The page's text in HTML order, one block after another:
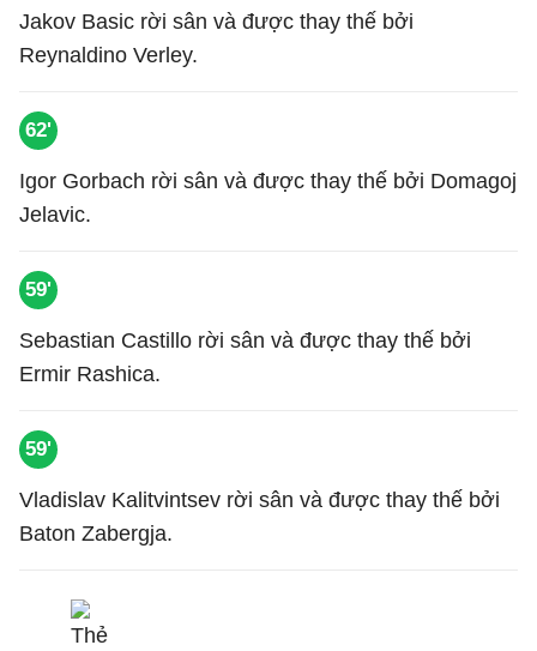
Jakov Basic rời sân và được thay thế bởi
Reynaldino Verley.
62'
Igor Gorbach rời sân và được thay thế bởi Domagoj
Jelavic.
59'
Sebastian Castillo rời sân và được thay thế bởi
Ermir Rashica.
59'
Vladislav Kalitvintsev rời sân và được thay thế bởi
Baton Zabergja.